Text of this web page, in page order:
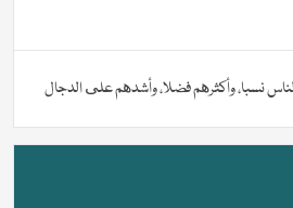
نسبا، وأكثرهم فضلا، وأشدهم على الدجال